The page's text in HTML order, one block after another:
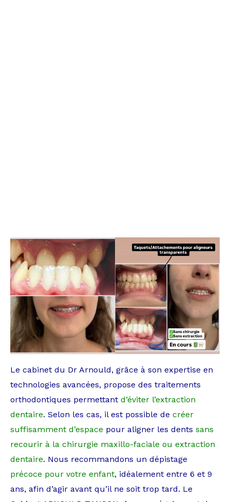
Le cabinet du Dr Arnould, grâce à son expertise en
technologies avancées, propose des traitements
orthodontiques permettant d’éviter l’extraction
dentaire. Selon les cas, il est possible de créer
suffisamment d’espace pour aligner les dents sans
recourir à la chirurgie maxillo-faciale ou extraction
dentaire. Nous recommandons un dépistage
précoce pour votre enfant, idéalement entre 6 et 9
ans, afin d’agir avant qu’il ne soit trop tard. Le